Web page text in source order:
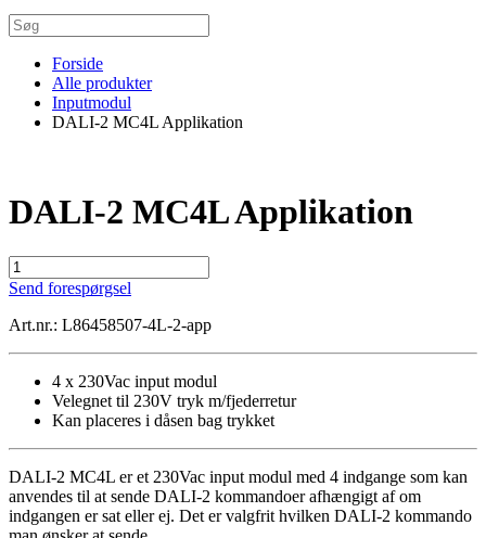
Forside
Alle produkter
Inputmodul
DALI-2 MC4L Applikation
DALI-2 MC4L Applikation
DALI-
2
Applikation
Send forespørgsel
Art.nr.: L86458507-4L-2-app
4 x 230Vac input modul
Velegnet til 230V tryk m/fjederretur
Kan placeres i dåsen bag trykket
DALI-2 MC4L er et 230Vac input modul med 4 indgange som kan
anvendes til at sende DALI-2 kommandoer afhængigt af om
indgangen er sat eller ej. Det er valgfrit hvilken DALI-2 kommando